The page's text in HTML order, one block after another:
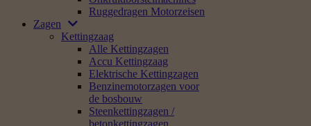
Ruggedragen Motorzeisen
Zagen
Kettingzaag
Alle Kettingzagen
Accu Kettingzaag
Elektrische Kettingzagen
Benzinemotorzagen voor
de bosbouw
Steenkettingzagen /
betonkettingzagen